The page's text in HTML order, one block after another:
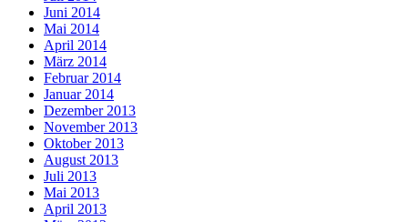
Juni 2014
Mai 2014
April 2014
März 2014
Februar 2014
Januar 2014
Dezember 2013
November 2013
Oktober 2013
August 2013
Juli 2013
Mai 2013
April 2013